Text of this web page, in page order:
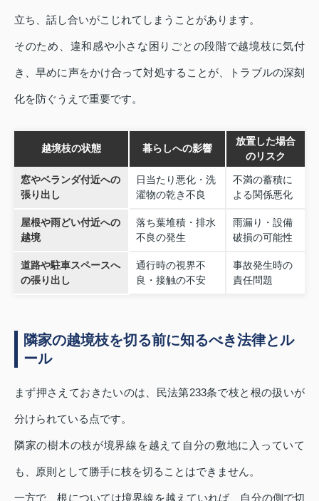
立ち、話し合いがこじれてしまうことがあります。
そのため、違和感や小さな困りごとの段階で越境枝に気付
き、早めに声をかけ合って対処することが、トラブルの深刻
化を防ぐうえで重要です。
越境枝の状態 暮らしへの影響
放置した場合
のリスク
窓やベランダ付近への
張り出し
日当たり悪化・洗
濯物の乾き不良
不満の蓄積に
よる関係悪化
屋根や雨どい付近への
越境
落ち葉堆積・排水
不良の発生
雨漏り・設備
破損の可能性
道路や駐車スペースへ
の張り出し
通行時の視界不
良・接触の不安
事故発生時の
責任問題
隣家の越境枝を切る前に知るべき法律とル
ール
まず押さえておきたいのは、民法第233条で枝と根の扱いが
分けられている点です。
隣家の樹木の枝が境界線を越えて自分の敷地に入っていて
も、原則として勝手に枝を切ることはできません。
一方で、根については境界線を越えていれば、自分の側で切